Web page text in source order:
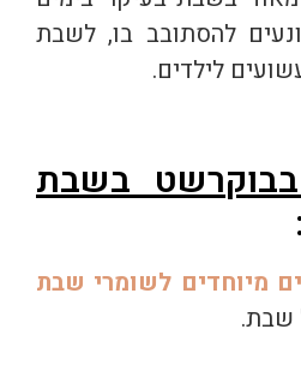
להסתובב בו, לשבת
לילדים.
בבוקרשט בשבת
:
מיוחדים לשומרי שבת
שבת.